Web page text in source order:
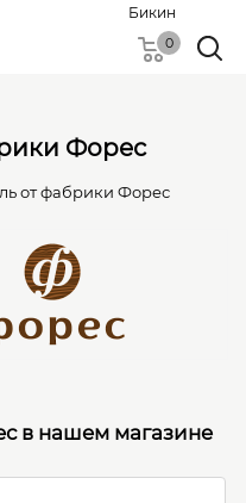
Бикин
0
Форес
от фабрики Форес
в нашем магазине